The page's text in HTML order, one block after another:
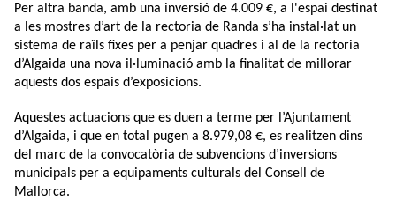
Per altra banda, amb una inversió de 4.009 €, a l'espai destinat
a les mostres d’art de la rectoria de Randa s’ha instal·lat un
sistema de raïls fixes per a penjar quadres i al de la rectoria
d’Algaida una nova il·luminació amb la finalitat de millorar
aquests dos espais d’exposicions.
Aquestes actuacions que es duen a terme per l’Ajuntament
d’Algaida, i que en total pugen a 8.979,08 €, es realitzen dins
del marc de la convocatòria de subvencions d’inversions
municipals per a equipaments culturals del Consell de
Mallorca.